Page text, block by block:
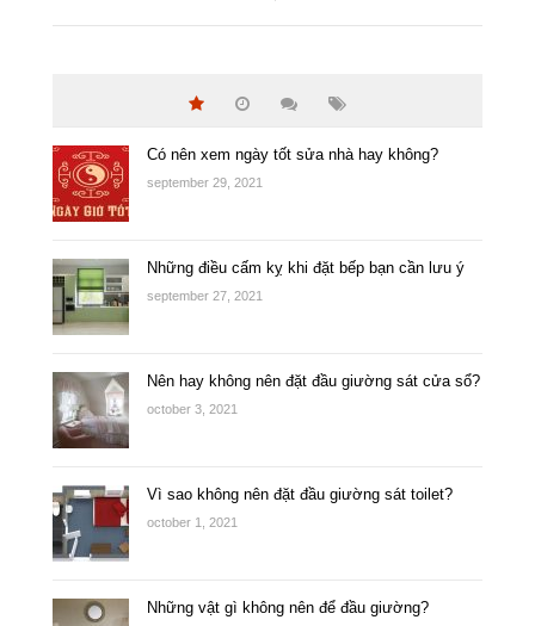
Có nên xem ngày tốt sửa nhà hay không?
september 29, 2021
Những điều cấm kỵ khi đặt bếp bạn cần lưu ý
september 27, 2021
Nên hay không nên đặt đầu giường sát cửa sổ?
october 3, 2021
Vì sao không nên đặt đầu giường sát toilet?
october 1, 2021
Những vật gì không nên để đầu giường?